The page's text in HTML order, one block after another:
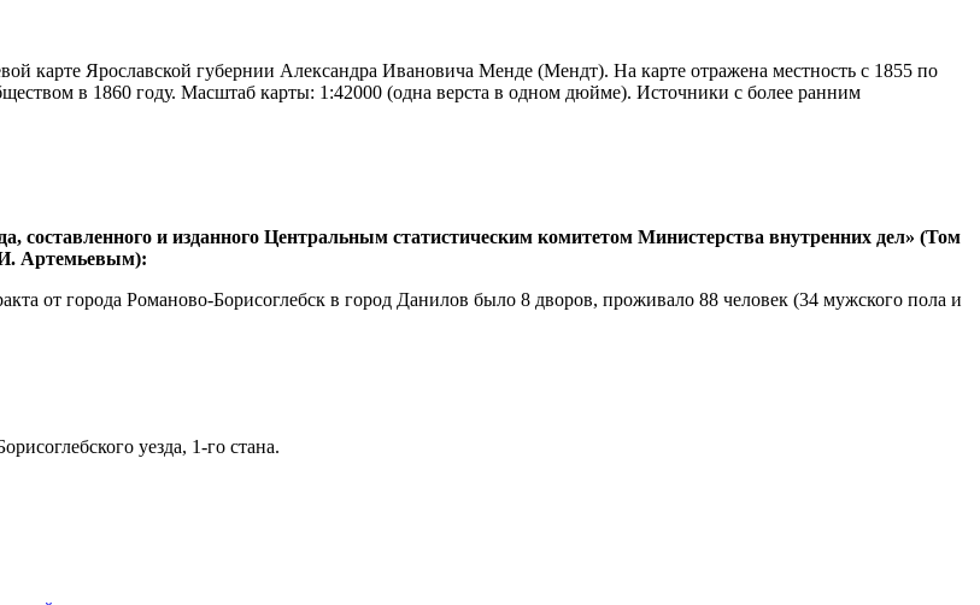
карте Ярославской губернии Александра Ивановича Менде (Мендт). На карте отражена местность с 1855 по
в 1860 году. Масштаб карты: 1:42000 (одна верста в одном дюйме). Источники с более ранним
составленного и изданного Центральным статистическим комитетом Министерства внутренних дел» (Том
И. Артемьевым):
от города Романово-Борисоглебск в город Данилов было 8 дворов, проживало 88 человек (34 мужского пола и
уезда, 1-го стана.